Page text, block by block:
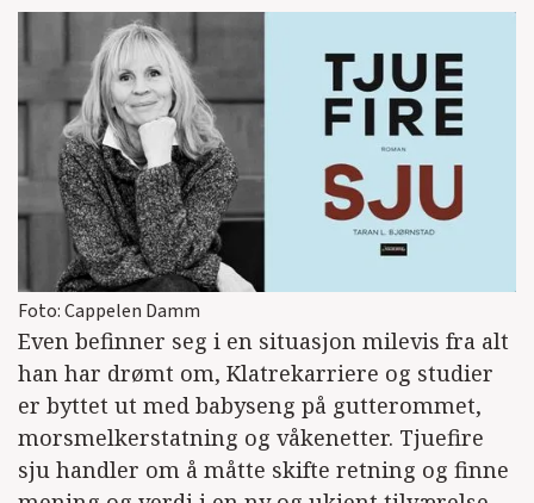
Foto: Cappelen Damm
Even befinner seg i en situasjon milevis fra alt
han har drømt om, Klatrekarriere og studier
er byttet ut med babyseng på gutterommet,
morsmelkerstatning og våkenetter. Tjuefire
sju handler om å måtte skifte retning og finne